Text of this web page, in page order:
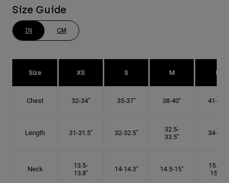
Size Guide
IN CM
Size XS S M L
Chest 32-34" 35-37" 38-40" 41-43"
Length 31-31.5" 32-32.5"
32.5-
33.5"
34-35"
Neck
13.5-
13.8"
14-14.3" 14.5-15"
15.25-
15.5"